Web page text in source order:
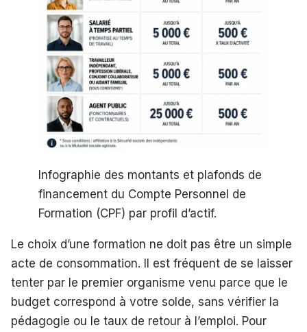
Infographie des montants et plafonds de
financement du Compte Personnel de
Formation (CPF) par profil d’actif.
Le choix d’une formation ne doit pas être un simple
acte de consommation. Il est fréquent de se laisser
tenter par le premier organisme venu parce que le
budget correspond à votre solde, sans vérifier la
pédagogie ou le taux de retour à l’emploi. Pour